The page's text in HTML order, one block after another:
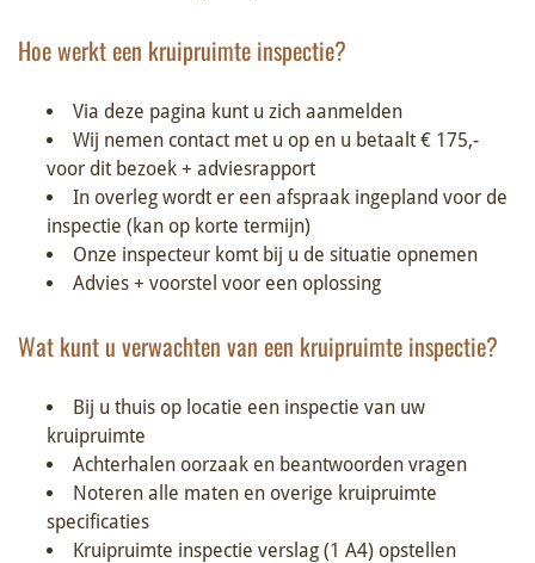
Hoe werkt een kruipruimte inspectie?
Via deze pagina kunt u zich aanmelden
Wij nemen contact met u op en u betaalt € 175,-
voor dit bezoek + adviesrapport
In overleg wordt er een afspraak ingepland voor de
inspectie (kan op korte termijn)
Onze inspecteur komt bij u de situatie opnemen
Advies + voorstel voor een oplossing
Wat kunt u verwachten van een kruipruimte inspectie?
Bij u thuis op locatie een inspectie van uw
kruipruimte
Achterhalen oorzaak en beantwoorden vragen
Noteren alle maten en overige kruipruimte
specificaties
Kruipruimte inspectie verslag (1 A4) opstellen